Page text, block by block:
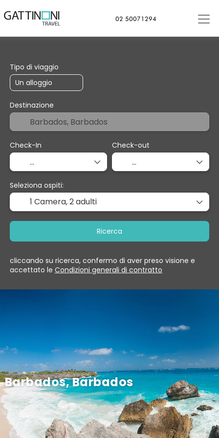
02 50071294
Barbados, Barbados
Soggiorno
Trasporto + Soggiorno
Tipo di viaggio
Destinazione
Check-In Check-out
Seleziona ospiti:
1 Camera,2 adulti
Ricerca
cliccando su ricerca, confermo di aver preso visione e
accettato le Condizioni generali di contratto